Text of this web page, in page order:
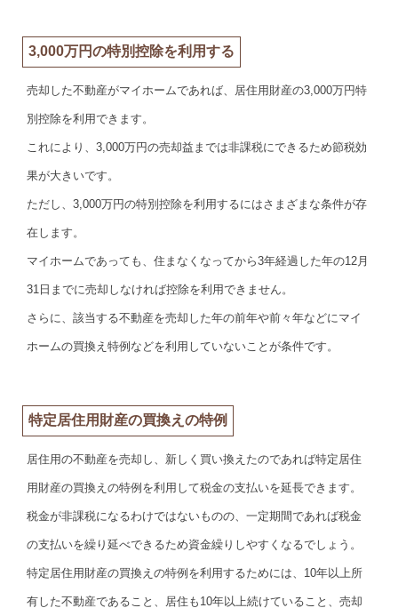
3,000万円の特別控除を利用する
売却した不動産がマイホームであれば、居住用財産の3,000万円特
別控除を利用できます。
これにより、3,000万円の売却益までは非課税にできるため節税効
果が大きいです。
ただし、3,000万円の特別控除を利用するにはさまざまな条件が存
在します。
マイホームであっても、住まなくなってから3年経過した年の12月
31日までに売却しなければ控除を利用できません。
さらに、該当する不動産を売却した年の前年や前々年などにマイ
ホームの買換え特例などを利用していないことが条件です。
特定居住用財産の買換えの特例
居住用の不動産を売却し、新しく買い換えたのであれば特定居住
用財産の買換えの特例を利用して税金の支払いを延長できます。
税金が非課税になるわけではないものの、一定期間であれば税金
の支払いを繰り延べできるため資金繰りしやすくなるでしょう。
特定居住用財産の買換えの特例を利用するためには、10年以上所
有した不動産であること、居住も10年以上続けていること、売却